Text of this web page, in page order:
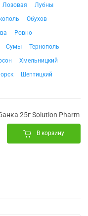
Лозовая
Лубны
Обухов
Ровно
Сумы
Тернополь
Хмельницкий
Шептицкий
25г Solution Pharm
В корзину